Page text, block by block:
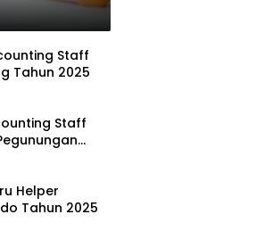
Staff
Tahun 2025
Staff
Helper
Tahun 2025